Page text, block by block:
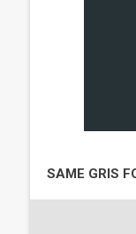
SAME GRIS